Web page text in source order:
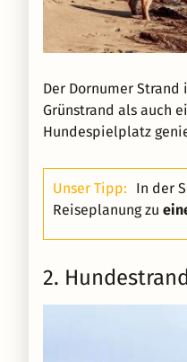
Der Dornumer
Grünstrand als auch
Hundespielplatz
Unser Tipp:
In der
Reiseplanung zu
2.